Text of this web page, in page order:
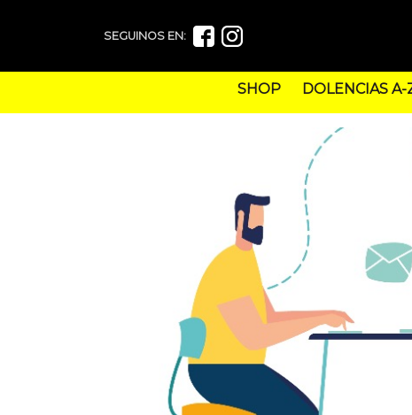
SEGUINOS EN:
SHOP DOLENCIAS A-